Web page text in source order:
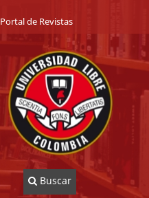
Buscar
Portal de Revistas